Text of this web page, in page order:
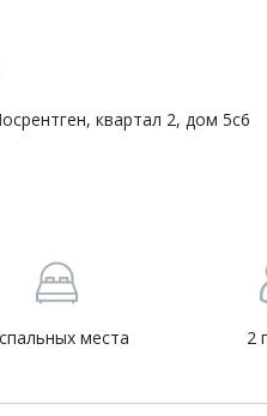
квартал 2, дом 5с6
места 2